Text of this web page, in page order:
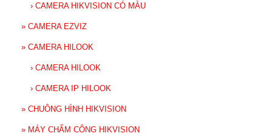
› CAMERA HIKVISION CÓ MÀU
» CAMERA EZVIZ
» CAMERA HILOOK
› CAMERA HILOOK
› CAMERA IP HILOOK
» CHUÔNG HÌNH HIKVISION
» MÁY CHẤM CÔNG HIKVISION